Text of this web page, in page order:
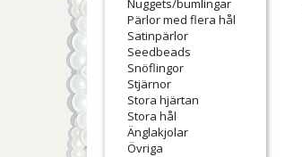
Nuggets/bumlingar
Pärlor med flera hål
Satinpärlor
Seedbeads
Snöflingor
Stjärnor
Stora hjärtan
Stora hål
Änglakjolar
Övriga